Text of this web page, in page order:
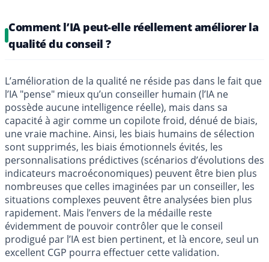
Comment l’IA peut-elle réellement améliorer la
qualité du conseil ?
L’amélioration de la qualité ne réside pas dans le fait que
l’IA "pense" mieux qu’un conseiller humain (l’IA ne
possède aucune intelligence réelle), mais dans sa
capacité à agir comme un copilote froid, dénué de biais,
une vraie machine. Ainsi, les biais humains de sélection
sont supprimés, les biais émotionnels évités, les
personnalisations prédictives (scénarios d’évolutions des
indicateurs macroéconomiques) peuvent être bien plus
nombreuses que celles imaginées par un conseiller, les
situations complexes peuvent être analysées bien plus
rapidement. Mais l’envers de la médaille reste
évidemment de pouvoir contrôler que le conseil
prodigué par l’IA est bien pertinent, et là encore, seul un
excellent CGP pourra effectuer cette validation.